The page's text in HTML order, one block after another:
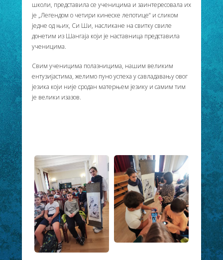
школи, представила се ученицима и заинтересовала их
је „Легендом о четири кинеске лепотице“ и сликом
једне од њих, Си Ши, насликане на свитку свиле
донетим из Шангаја који је наставница представила
ученицима.
Свим ученицима полазницима, нашим великим
ентузијастима, желимо пуно успеха у савладавању овог
језика који није сродан матерњем језику и самим тим
је велики изазов.